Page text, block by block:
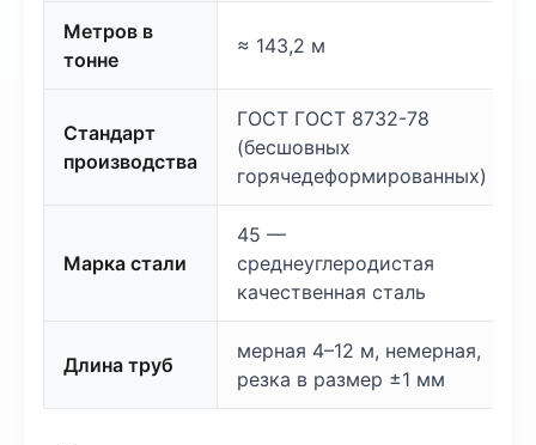
Метров в
тонне
≈ 143,2 м
Стандарт
производства
ГОСТ ГОСТ 8732-78
(бесшовных
горячедеформированных)
Марка стали
45 —
среднеуглеродистая
качественная сталь
Длина труб
мерная 4–12 м, немерная,
резка в размер ±1 мм